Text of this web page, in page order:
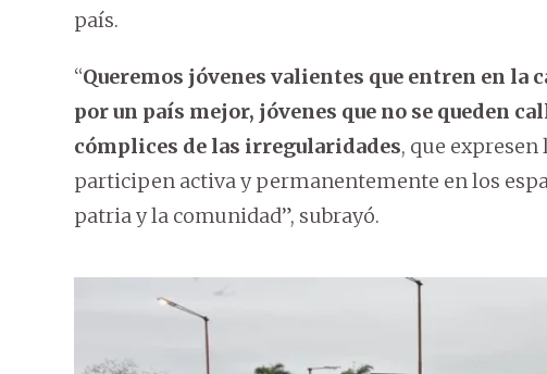
país.
“Queremos jóvenes valientes que entren en la
por un país mejor, jóvenes que no se queden
cómplices de las irregularidades, que
participen activa y permanentemente en los
patria y la comunidad”, subrayó.